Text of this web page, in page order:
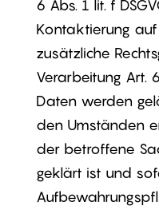
6 Abs. 1 lit. f
Kontaktierung
zusätzliche
Verarbeitung Art.
Daten werden
den Umständen
der betroffene
geklärt ist und